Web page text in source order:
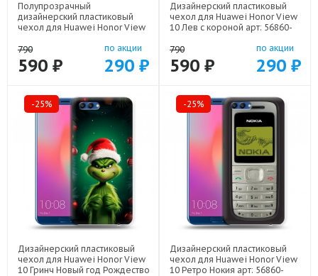
Полупрозрачный
дизайнерский пластиковый
чехол для Huawei Honor View
22224
790
590 ₽
по акции
290 ₽
Дизайнерский пластиковый
чехол для Huawei Honor View
10 Лев с короной арт: 56860-
790
590 ₽
по акции
290 ₽
-25%
Дизайнерский пластиковый
чехол для Huawei Honor View
10 Гринч Новый год Рождество
-25%
Дизайнерский пластиковый
чехол для Huawei Honor View
10 Ретро Нокия арт: 56860-